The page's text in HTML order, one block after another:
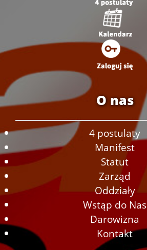
O nas
4 postulaty
Manifest
Statut
Zarząd
Oddziały
Wstąp do Nas
Darowizna
Kontakt